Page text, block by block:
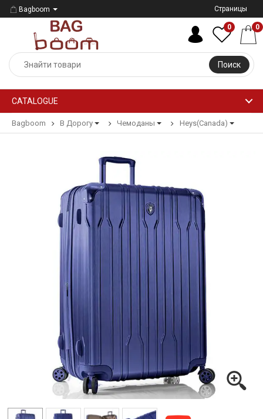
Bagboom Страницы
Поиск
0 0
CATALOGUE
Bagboom В Дорогу Чемоданы Heys(Canada)